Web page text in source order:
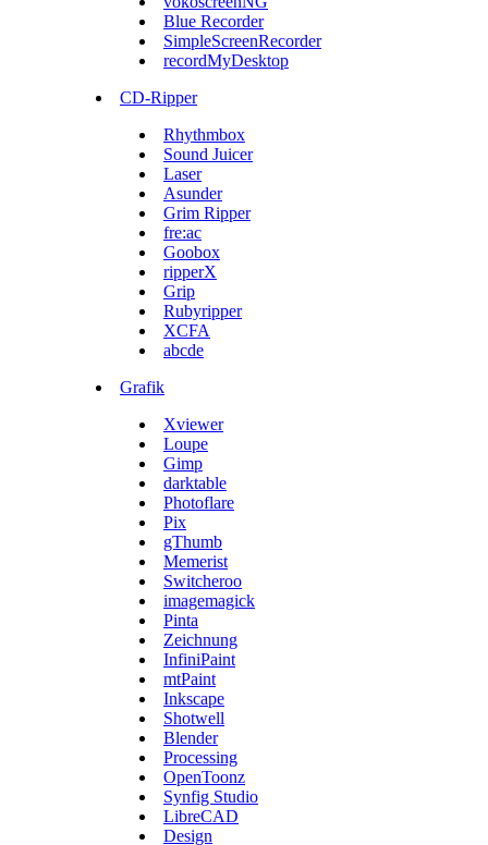
Blue Recorder
SimpleScreenRecorder
recordMyDesktop
CD-Ripper
Rhythmbox
Sound Juicer
Laser
Asunder
Grim Ripper
fre:ac
Goobox
ripperX
Grip
Rubyripper
XCFA
abcde
Grafik
Xviewer
Loupe
Gimp
darktable
Photoflare
Pix
gThumb
Memerist
Switcheroo
imagemagick
Pinta
Zeichnung
InfiniPaint
mtPaint
Inkscape
Shotwell
Blender
Processing
OpenToonz
Synfig Studio
LibreCAD
Design